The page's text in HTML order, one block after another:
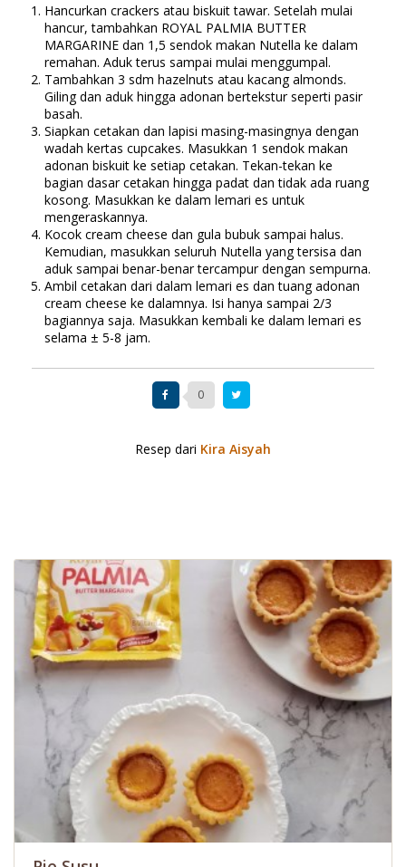
Hancurkan crackers atau biskuit tawar. Setelah mulai
hancur, tambahkan ROYAL PALMIA BUTTER
MARGARINE dan 1,5 sendok makan Nutella ke dalam
remahan. Aduk terus sampai mulai menggumpal.
Tambahkan 3 sdm hazelnuts atau kacang almonds.
Giling dan aduk hingga adonan bertekstur seperti pasir
basah.
Siapkan cetakan dan lapisi masing-masingnya dengan
wadah kertas cupcakes. Masukkan 1 sendok makan
adonan biskuit ke setiap cetakan. Tekan-tekan ke
bagian dasar cetakan hingga padat dan tidak ada ruang
kosong. Masukkan ke dalam lemari es untuk
mengeraskannya.
Kocok cream cheese dan gula bubuk sampai halus.
Kemudian, masukkan seluruh Nutella yang tersisa dan
aduk sampai benar-benar tercampur dengan sempurna.
Ambil cetakan dari dalam lemari es dan tuang adonan
cream cheese ke dalamnya. Isi hanya sampai 2/3
bagiannya saja. Masukkan kembali ke dalam lemari es
selama ± 5-8 jam.
0
Resep dari Kira Aisyah